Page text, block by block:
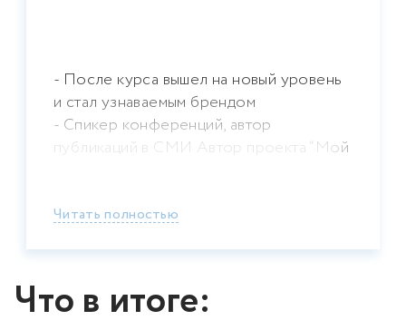
- После курса вышел на новый уровень
и стал узнаваемым брендом
- Спикер конференций, автор
публикаций в СМИ Автор проекта “Мой
Читать полностью
Что в итоге: